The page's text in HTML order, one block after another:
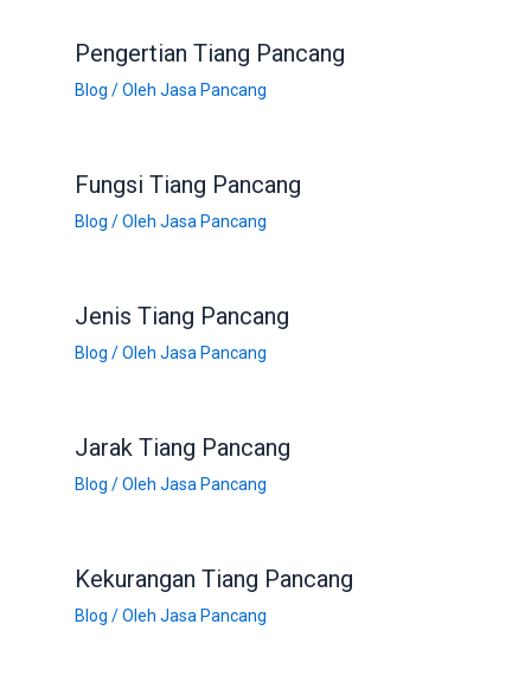
Pengertian Tiang Pancang
Blog / Oleh Jasa Pancang
Fungsi Tiang Pancang
Blog / Oleh Jasa Pancang
Jenis Tiang Pancang
Blog / Oleh Jasa Pancang
Jarak Tiang Pancang
Blog / Oleh Jasa Pancang
Kekurangan Tiang Pancang
Blog / Oleh Jasa Pancang